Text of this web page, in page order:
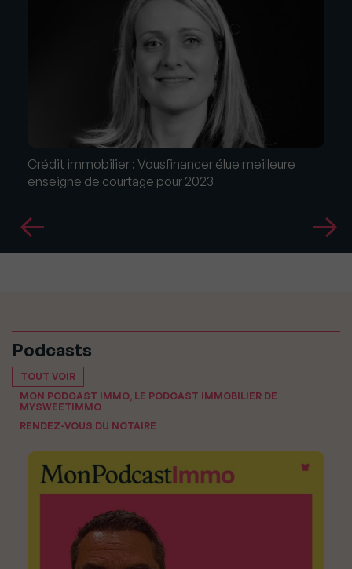
Crédit immobilier : Vousfinancer élue meilleure
enseigne de courtage pour 2023
Podcasts
TOUT VOIR
MON PODCAST IMMO, LE PODCAST IMMOBILIER DE
MYSWEETIMMO
RENDEZ-VOUS DU NOTAIRE